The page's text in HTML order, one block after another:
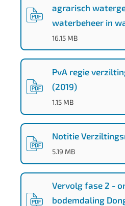
a
8
-
4
b
c
b
agrarisch
waterbeheer in
(PDF
-
16.15 MB)
PvA regie
(2019)
(PDF
-
1.15 MB)
Notitie
(
PDF
-
5.19 MB)
Vervolg fase 2 -
bodemdaling